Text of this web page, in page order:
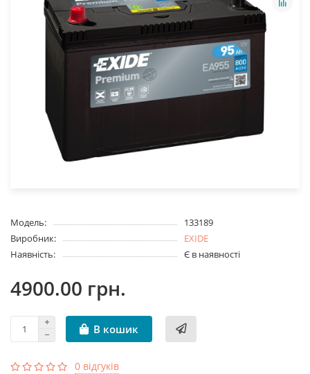
Модель:
133189
Виробник:
EXIDE
Наявність:
Є в наявності
4900.00 грн.
В кошик
0 відгуків